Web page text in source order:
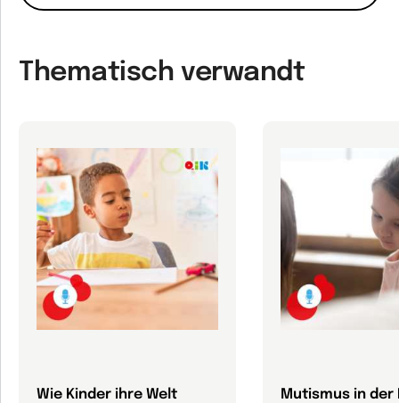
Thematisch verwandt
Wie Kinder ihre Welt
Mutismus in der